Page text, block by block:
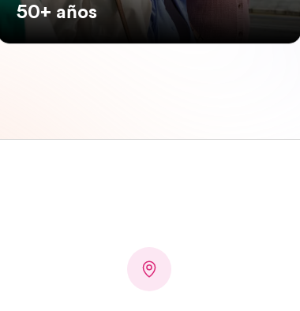
50+ años